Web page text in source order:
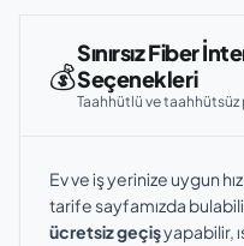
💰
Sınırsız Fiber
Seçenekleri
Taahhütlü ve
Ev ve iş yerinize uygun
tarife sayfamızda
ücretsiz geçişyapabilir,